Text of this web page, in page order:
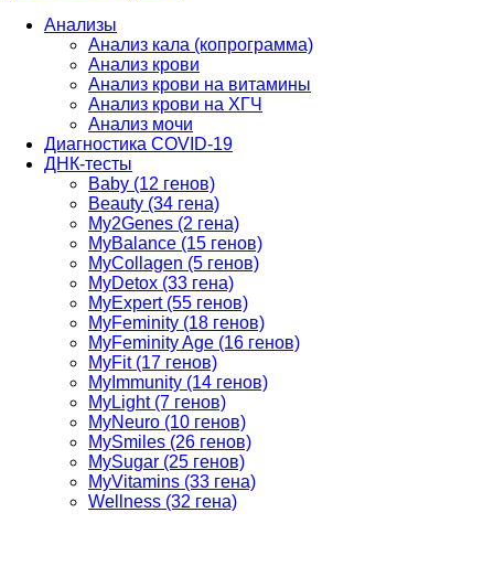
Анализы
Анализ кала (копрограмма)
Анализ крови
Анализ крови на витамины
Анализ крови на ХГЧ
Анализ мочи
Диагностика COVID-19
ДНК-тесты
Baby (12 генов)
Beauty (34 гена)
My2Genes (2 гена)
MyBalance (15 генов)
MyCollagen (5 генов)
MyDetox (33 гена)
MyExpert (55 генов)
MyFeminity (18 генов)
MyFeminity Age (16 генов)
MyFit (17 генов)
MyImmunity (14 генов)
MyLight (7 генов)
MyNeuro (10 генов)
MySmiles (26 генов)
MySugar (25 генов)
MyVitamins (33 гена)
Wellness (32 гена)